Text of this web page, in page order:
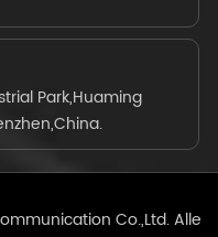
Park,Huaming
Co.,Ltd. Alle